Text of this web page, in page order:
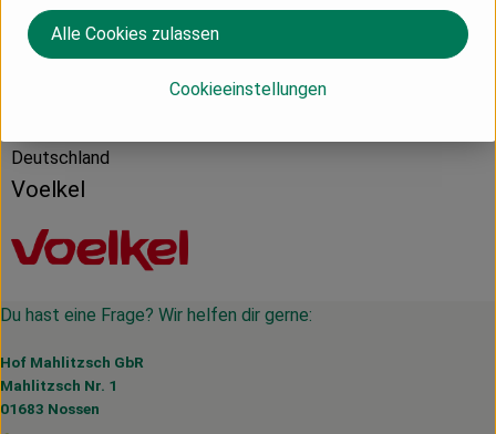
Deutschland
Voelkel
Du hast eine Frage? Wir helfen dir gerne:
Hof Mahlitzsch GbR
Mahlitzsch Nr. 1
01683 Nossen
Cookieeinstellungen
Alle Cookies zulassen